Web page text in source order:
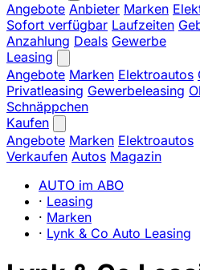
Angebote Anbieter Marken
Sofort verfügbar Laufzeiten
Anzahlung Deals Gewerbe
Leasing
Angebote Marken Elektroautos
Privatleasing Gewerbeleasing
Schnäppchen
Kaufen
Angebote Marken Elektroautos
Verkaufen Autos Magazin
AUTO im ABO
· Leasing
· Marken
· Lynk & Co Auto Leasing